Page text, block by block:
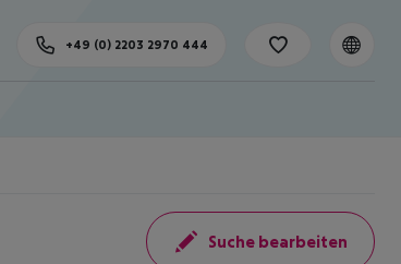
+49 (0) 2203 2970 444
Suche bearbeiten